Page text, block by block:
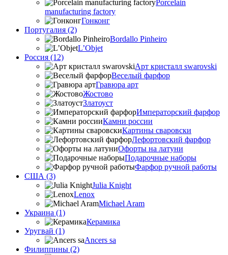
Porcelain
manufacturing factory
Гонконг
Португалия (2)
Bordallo Pinheiro
L’Objet
Россия (12)
Арт кристалл swarovski
Веселый фарфор
Гравюра арт
Жостово
Златоуст
Императорский фарфор
Камни россии
Картины сваровски
Лефортовский фарфор
Офорты на латуни
Подарочные наборы
Фарфор ручной работы
США (3)
Julia Knight
Lenox
Michael Aram
Украина (1)
Керамика
Уругвай (1)
Ancers sa
Филиппины (2)